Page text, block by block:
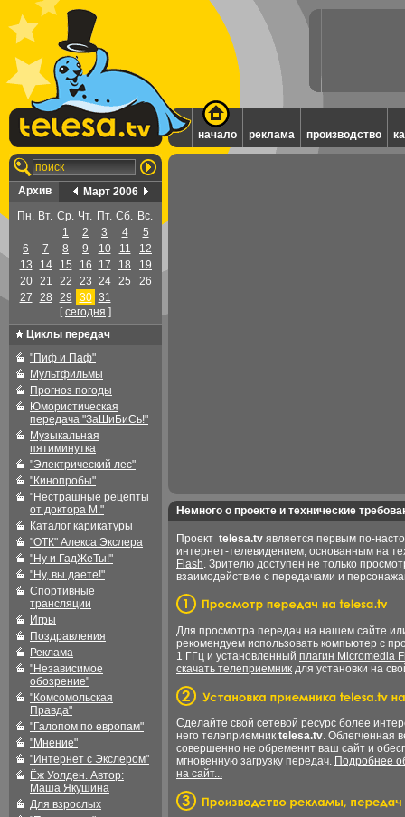
начало реклама производство
Архив
Март 2006
Пн. Вт. Ср. Чт. Пт. Сб. Вс.
1
2 3 4
5
6
7 8 9 10 11
12
13
14 15 16 17 18
19
20
21 22 23 24 25
26
27
28 29 30 31
[cегодня ]
Циклы передач
"Пиф и Паф"
Мультфильмы
Прогноз погоды
Юмористическая
передача "ЗаШиБиСь!"
Музыкальная
пятиминутка
"Электрический лес"
"Кинопробы"
"Нестрашные рецепты
от доктора М."
Каталог карикатуры
"ОТК" Алекса Экслера
"Ну и ГадЖеТы!"
"Ну, вы даете!"
Спортивные
трансляции
Игры
Поздравления
Реклама
"Независимое
обозрение"
"Комсомольская
Правда"
"Галопом по европам"
"Мнение"
"Интернет с Экслером"
Ёж Уолден. Автор:
Маша Якушина
Для взрослых
Немного о проекте и технические
Проект telesa.tv является первым по-
интернет-телевидением, основанным на
Flash. Зрителю доступен не только
взаимодействие с передачами и
Для просмотра передач на нашем сайте
рекомендуем использовать компьютер с
1 ГГц и установленный плагин Micromedia
скачать телеприемник для установки на
Сделайте свой сетевой ресурс более
него телеприемник telesa.tv. Облегченная
совершенно не обременит ваш сайт и
мгновенную загрузку передач. Подробнее
на сайт...